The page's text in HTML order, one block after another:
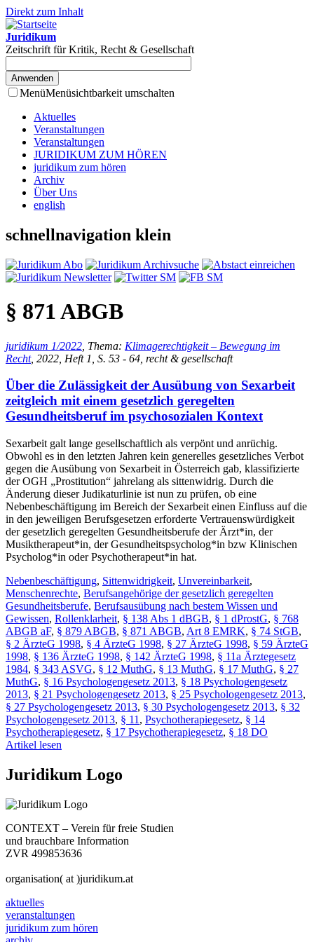
Direkt zum Inhalt
Juridikum
Zeitschrift für Kritik, Recht & Gesellschaft
MenüMenüsichtbarkeit umschalten
Aktuelles
Veranstaltungen
Veranstaltungen
JURIDIKUM ZUM HÖREN
juridikum zum hören
Archiv
Über Uns
english
schnellnavigation klein
§ 871 ABGB
juridikum 1/2022 , Thema: Klimagerechtigkeit – Bewegung im
Recht, 2022, Heft 1, S. 53 - 64, recht & gesellschaft
Über die Zulässigkeit der Ausübung von Sexarbeit
zeitgleich mit einem gesetzlich geregelten
Gesundheitsberuf im psychosozialen Kontext
Sexarbeit galt lange gesellschaftlich als verpönt und anrüchig.
Obwohl es in den letzten Jahren kein generelles gesetzliches Verbot
gegen die Ausübung von Sexarbeit in Österreich gab, klassifizierte
der OGH „Prostitution“ jahrelang als sittenwidrig. Durch die
Änderung dieser Judikaturlinie ist nun zu prüfen, ob eine
Nebenbeschäftigung im Bereich der Sexarbeit einen Einfluss auf die
in den jeweiligen Berufsgesetzen erforderte Vertrauenswürdigkeit
der gesetzlich geregelten Gesundheitsberufe der Ärzt*in, der
Musiktherapeut*in, der Gesundheitspsycholog*in bzw Klinischen
Psycholog*in oder Psychotherapeut*in hat.
Nebenbeschäftigung, Sittenwidrigkeit, Unvereinbarkeit,
Menschenrechte, Berufsangehörige der gesetzlich geregelten
Gesundheitsberufe, Berufsausübung nach bestem Wissen und
Gewissen, Rollenklarheit, § 138 Abs 1 dBGB, § 1 dProstG, § 768
ABGB aF, § 879 ABGB, § 871 ABGB, Art 8 EMRK, § 74 StGB,
§ 2 ÄrzteG 1998, § 4 ÄrzteG 1998, § 27 ÄrzteG 1998, § 59 ÄrzteG
1998, § 136 ÄrzteG 1998, § 142 ÄrzteG 1998, § 11a Ärztegesetz
1984, § 343 ASVG, § 12 MuthG, § 13 MuthG, § 17 MuthG, § 27
MuthG, § 16 Psychologengesetz 2013, § 18 Psychologengesetz
2013, § 21 Psychologengesetz 2013, § 25 Psychologengesetz 2013,
§ 27 Psychologengesetz 2013, § 30 Psychologengesetz 2013, § 32
Psychologengesetz 2013, § 11 , Psychotherapiegesetz, § 14
Psychotherapiegesetz, § 17 Psychotherapiegesetz, § 18 DO
Artikel lesen
Juridikum Logo
CONTEXT – Verein für freie Studien
und brauchbare Information
ZVR 499853636
organisation( at )juridikum.at
aktuelles
veranstaltungen
juridikum zum hören